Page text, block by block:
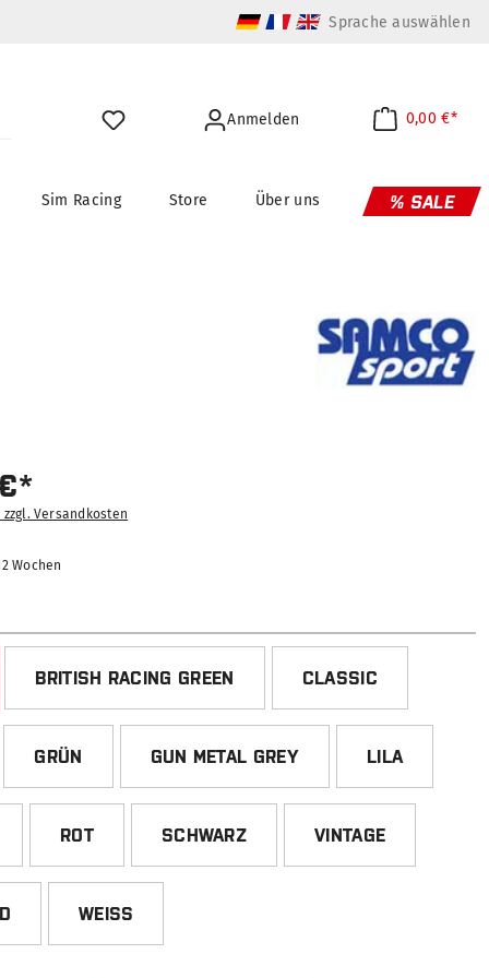
Sprache auswählen
Anmelden 0,00 €*
Sim Racing Store Über uns % SALE
Versandkosten
Wochen
BRITISH RACING GREEN CLASSIC
GRÜN GUN METAL GREY LILA
ROT SCHWARZ VINTAGE
WEISS